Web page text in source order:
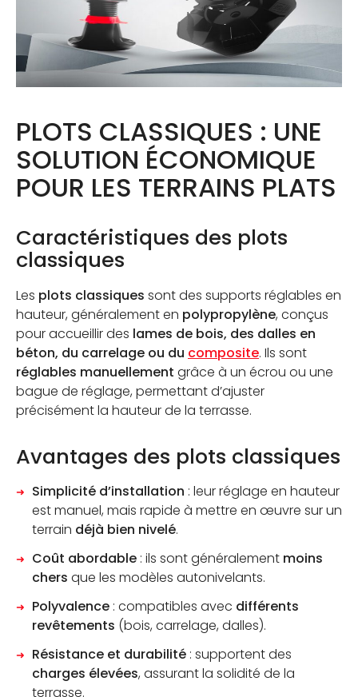
PLOTS CLASSIQUES : UNE
SOLUTION ÉCONOMIQUE
POUR LES TERRAINS PLATS
Caractéristiques des plots
classiques
Les plots classiques sont des supports réglables en
hauteur, généralement en polypropylène, conçus
pour accueillir des lames de bois, des dalles en
béton, du carrelage ou du composite. Ils sont
réglables manuellement grâce à un écrou ou une
bague de réglage, permettant d’ajuster
précisément la hauteur de la terrasse.
Avantages des plots classiques
Simplicité d’installation : leur réglage en hauteur
est manuel, mais rapide à mettre en œuvre sur un
terrain déjà bien nivelé.
Coût abordable : ils sont généralement moins
chers que les modèles autonivelants.
Polyvalence : compatibles avec différents
revêtements (bois, carrelage, dalles).
Résistance et durabilité : supportent des
charges élevées, assurant la solidité de la
terrasse.